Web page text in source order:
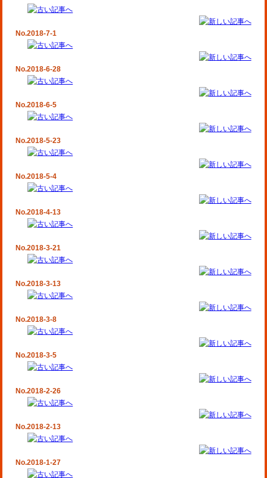
No.2018-7-1
No.2018-6-28
No.2018-6-5
No.2018-5-23
No.2018-5-4
No.2018-4-13
No.2018-3-21
No.2018-3-13
No.2018-3-8
No.2018-3-5
No.2018-2-26
No.2018-2-13
No.2018-1-27